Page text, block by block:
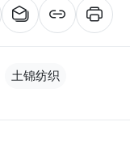
土锦纺织